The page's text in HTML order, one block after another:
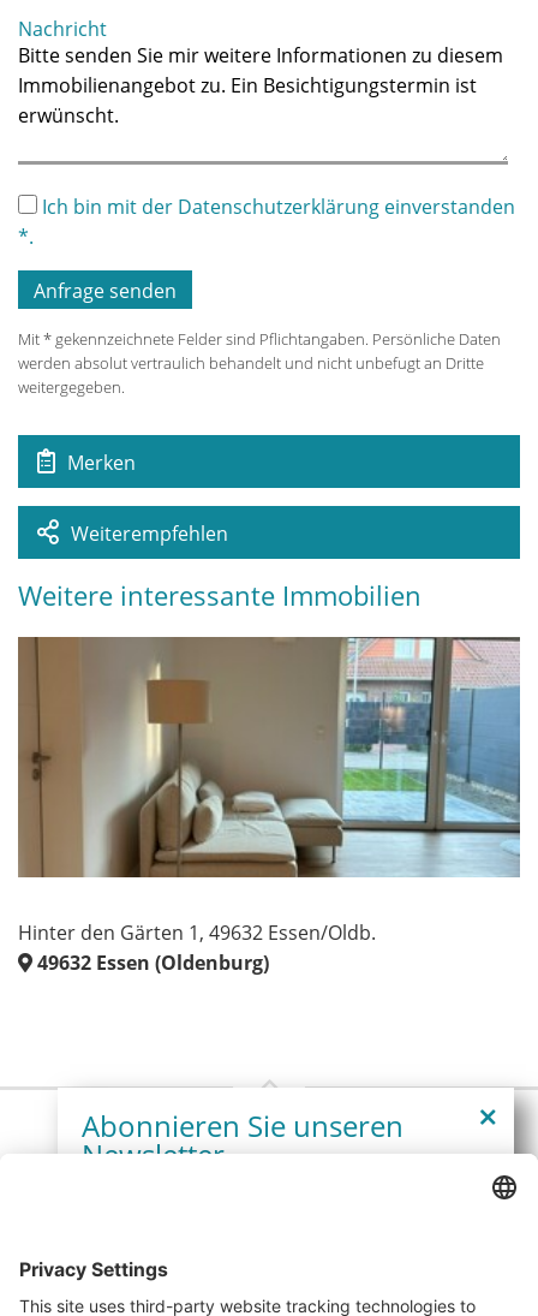
Nachricht
Ich bin mit der Datenschutzerklärung einverstanden
*.
Mit * gekennzeichnete Felder sind Pflichtangaben. Persönliche Daten
werden absolut vertraulich behandelt und nicht unbefugt an Dritte
weitergegeben.
Merken
Weiterempfehlen
Weitere interessante Immobilien
Hinter den Gärten 1, 49632 Essen/Oldb.
49632 Essen (Oldenburg)
Connect Immobilien GmbH
Abonnieren Sie unseren
Newsletter